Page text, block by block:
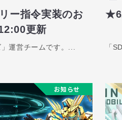
ー指令実装のお
更新
運営チームです。...
★6
「
お知らせ